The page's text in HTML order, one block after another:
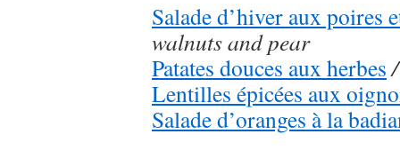
Salade d’hiver aux poires
walnuts and pear
Patates douces aux herbes
Lentilles épicées aux
Salade d’oranges à la